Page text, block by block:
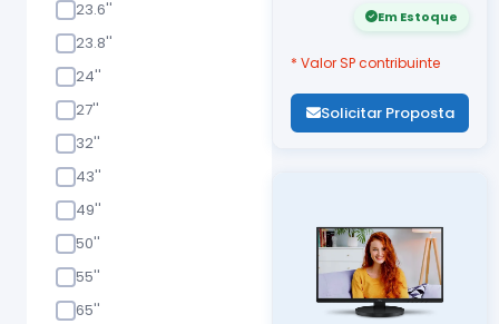
23.6''
23.8''
24''
27''
32''
43''
49''
50''
55''
65''
Em Estoque
* Valor SP contribuinte
Solicitar Proposta